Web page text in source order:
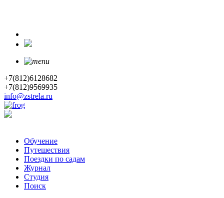
+7(812)6128682
+7(812)9569935
info@zstrela.ru
Обучение
Путешествия
Поездки по садам
Журнал
Студия
Поиск